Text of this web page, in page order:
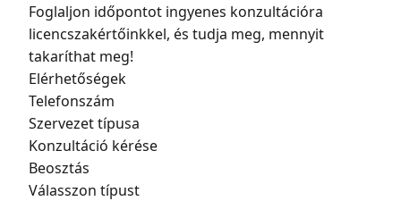
Foglaljon időpontot ingyenes konzultációra
licencszakértőinkkel, és tudja meg, mennyit
takaríthat meg!
Elérhetőségek
Telefonszám
Szervezet típusa
Konzultáció kérése
Beosztás
Válasszon típust